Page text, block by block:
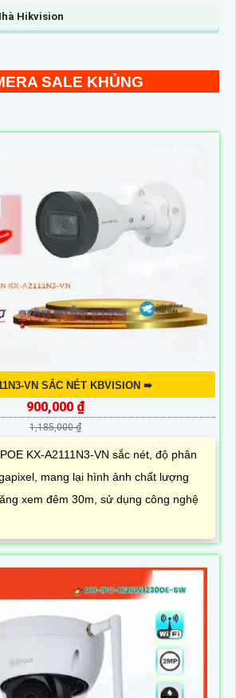
Hikvision
SALE KHỦNG
VN SẮC NÉT KBVISION ➠
900,000 ₫
1,185,000 ₫
KX-A2111N3-VN sắc nét, độ phân
mang lại hình ảnh chất lượng
xem đêm 30m, sử dụng công nghệ